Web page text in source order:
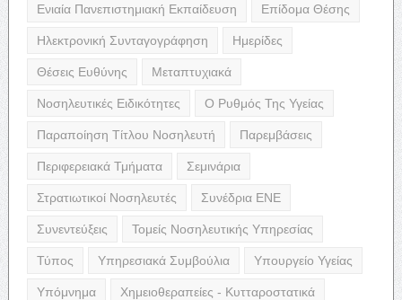
Ενιαία Πανεπιστημιακή Εκπαίδευση Επίδομα Θέσης
Ηλεκτρονική Συνταγογράφηση Ημερίδες
Θέσεις Ευθύνης Μεταπτυχιακά
Νοσηλευτικές Ειδικότητες Ο Ρυθμός Της Υγείας
Παραποίηση Τίτλου Νοσηλευτή Παρεμβάσεις
Περιφερειακά Τμήματα Σεμινάρια
Στρατιωτικοί Νοσηλευτές Συνέδρια ΕΝΕ
Συνεντεύξεις Τομείς Νοσηλευτικής Υπηρεσίας
Τύπος Υπηρεσιακά Συμβούλια Υπουργείο Υγείας
Υπόμνημα Χημειοθεραπείες - Κυτταροστατικά